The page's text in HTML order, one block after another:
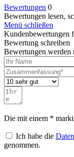
Bewertungen 0
Bewertungen lesen,
Menü schließen
Kundenbewertungen
Bewertung schreiben
Bewertungen werden
Die mit einem *
Ich habe die
genommen.